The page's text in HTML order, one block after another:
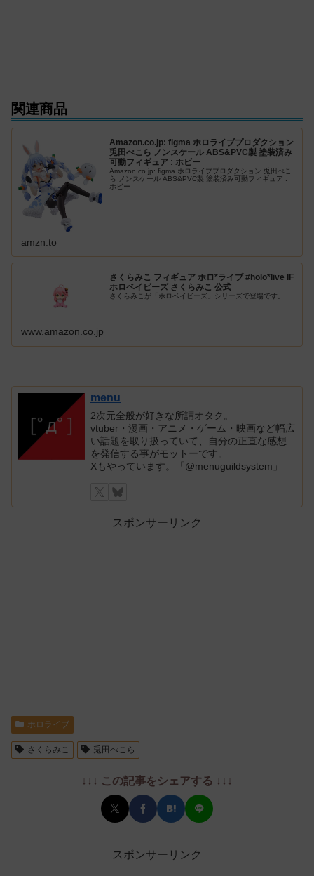
関連商品
Amazon.co.jp: figma ホロライブプロダクション
兎田ぺこら ノンスケール ABS&PVC製 塗装済み
可動フィギュア : ホビー
Amazon.co.jp: figma ホロライブプロダクション 兎田ぺこ
ら ノンスケール ABS&PVC製 塗装済み可動フィギュア :
ホビー
amzn.to
さくらみこ フィギュア ホロ*ライブ #holo*live IF
ホロベイビーズ さくらみこ 公式
さくらみこが「ホロベイビーズ」シリーズで登場です。
www.amazon.co.jp
menu
2次元全般が好きな所謂オタク。
vtuber・漫画・アニメ・ゲーム・映画など幅広
い話題を取り扱っていて、自分の正直な感想
を発信する事がモットーです。
Xもやっています。「@menuguildsystem」
スポンサーリンク
ホロライブ
さくらみこ 兎田ぺこら
↓↓↓ この記事をシェアする ↓↓↓
スポンサーリンク